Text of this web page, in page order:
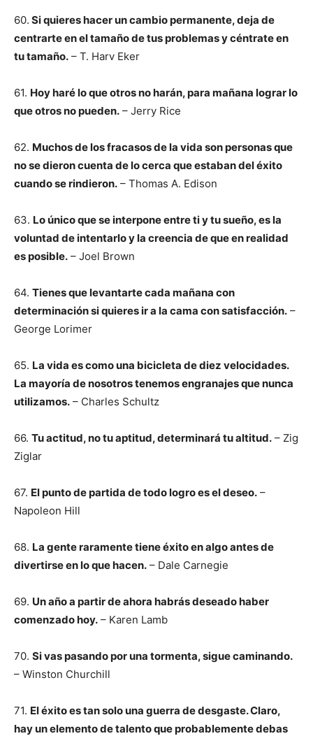
60. Si quieres hacer un cambio permanente, deja de
centrarte en el tamaño de tus problemas y céntrate en
tu tamaño. – T. Harv Eker
61. Hoy haré lo que otros no harán, para mañana lograr lo
que otros no pueden. – Jerry Rice
62. Muchos de los fracasos de la vida son personas que
no se dieron cuenta de lo cerca que estaban del éxito
cuando se rindieron. – Thomas A. Edison
63. Lo único que se interpone entre ti y tu sueño, es la
voluntad de intentarlo y la creencia de que en realidad
es posible. – Joel Brown
64. Tienes que levantarte cada mañana con
determinación si quieres ir a la cama con satisfacción. –
George Lorimer
65. La vida es como una bicicleta de diez velocidades.
La mayoría de nosotros tenemos engranajes que nunca
utilizamos. – Charles Schultz
66. Tu actitud, no tu aptitud, determinará tu altitud. – Zig
Ziglar
67. El punto de partida de todo logro es el deseo. –
Napoleon Hill
68. La gente raramente tiene éxito en algo antes de
divertirse en lo que hacen. – Dale Carnegie
69. Un año a partir de ahora habrás deseado haber
comenzado hoy. – Karen Lamb
70. Si vas pasando por una tormenta, sigue caminando.
– Winston Churchill
71. El éxito es tan solo una guerra de desgaste. Claro,
hay un elemento de talento que probablemente debas